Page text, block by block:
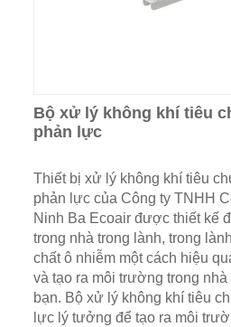
Bộ xử lý không khí tiêu
phản lực
Thiết bị xử lý không khí tiêu
phản lực của Công ty TNHH
Ninh Ba Ecoair được thiết kế
trong nhà trong lành, trong
chất ô nhiễm một cách hiệu
và tạo ra môi trường trong
bạn. Bộ xử lý không khí tiêu
lực lý tưởng để tạo ra môi